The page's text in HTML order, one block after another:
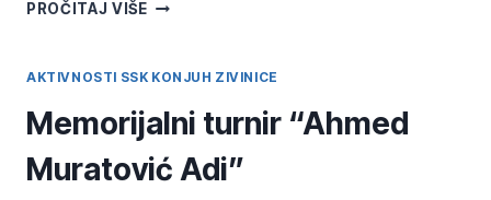
PROČITAJ VIŠEIZBOR
KANTONA
AKTIVNOSTI SSK KONJUH ZIVINICE
Memorijalni turnir “Ahmed
Muratović Adi”